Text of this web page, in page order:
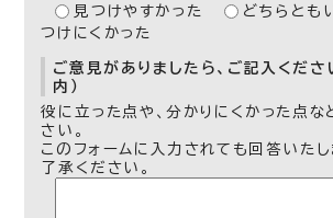
見つけやすかった
どちらとも
つけにくかった
ご意見がありましたら、ご記入くださ
内）
役に立った点や、分かりにくかった点な
さい。
このフォームに入力されても回答いたし
了承ください。